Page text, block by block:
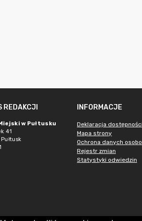
REDAKCJI
w Pułtusku
41
INFORMACJE
Deklaracja dostępności
Mapa strony
Ochrona danych
Rejestr zmian
Statystyki odwiedzin